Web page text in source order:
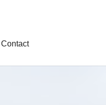
Contact